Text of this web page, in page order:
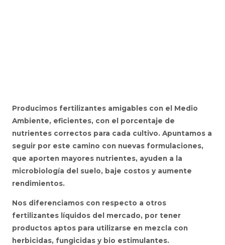
Producimos fertilizantes amigables con el Medio
Ambiente, eficientes, con el porcentaje de
nutrientes correctos para cada cultivo. Apuntamos a
seguir por este camino con nuevas formulaciones,
que aporten mayores nutrientes, ayuden a la
microbiología del suelo, baje costos y aumente
rendimientos.
Nos diferenciamos con respecto a otros
fertilizantes líquidos del mercado, por tener
productos aptos para utilizarse en mezcla con
herbicidas, fungicidas y bio estimulantes.